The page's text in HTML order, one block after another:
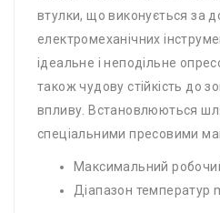
втулки, що виконується за
електромеханічних
ідеальне і неподільне
також чудову стійкість до
впливу. Встановлюються
спеціальними пресовими
Максимальний
Діапазон температур